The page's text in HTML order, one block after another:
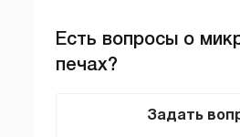
Есть вопросы о
печах?
Задать